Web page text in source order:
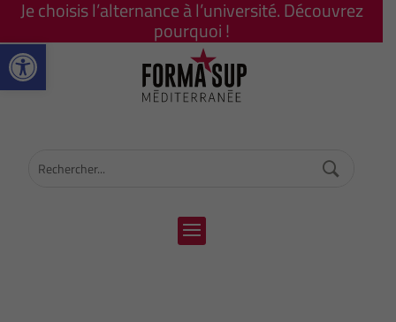
Ouvrir la barre d’outils
Je choisis l’alternance à l’université. Découvrez
pourquoi !